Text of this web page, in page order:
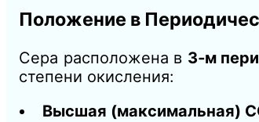
Положение в
Сера расположена в 3‑м
степени окисления:
Высшая (максимальная)